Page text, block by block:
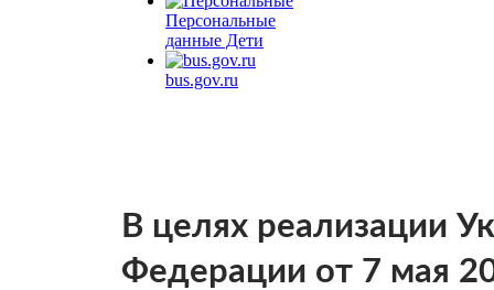
Персональные
данные Дети
bus.gov.ru
В целях реализации
Федерации от 7 мая